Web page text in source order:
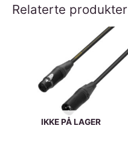
3-
K3DMF1500
Relaterte produkter
IKKE PÅ LAGER